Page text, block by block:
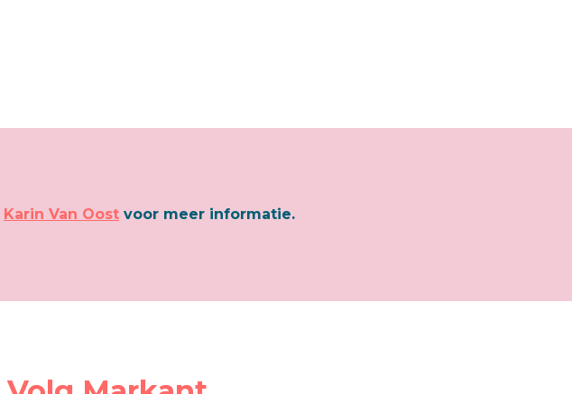
Karin Van Oost voor meer informatie.